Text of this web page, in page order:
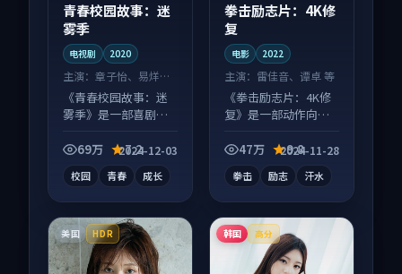
青春校园故事：迷
雾季
电视剧 2020
主演： 章子怡、易烊千
玺 等
《青春校园故事：迷
雾季》是一部喜剧向
事并行，细节值得二
69万 7.2
2024-12-03
校园 青春 成长
拳击励志片：4K修
复
电影 2022
主演： 雷佳音、谭卓 等
《拳击励志片：4K修
复》是一部动作向电
观看，细节更丰富。
47万 9.8
2024-11-28
拳击 励志 汗水
美国 HDR 韩国 高分